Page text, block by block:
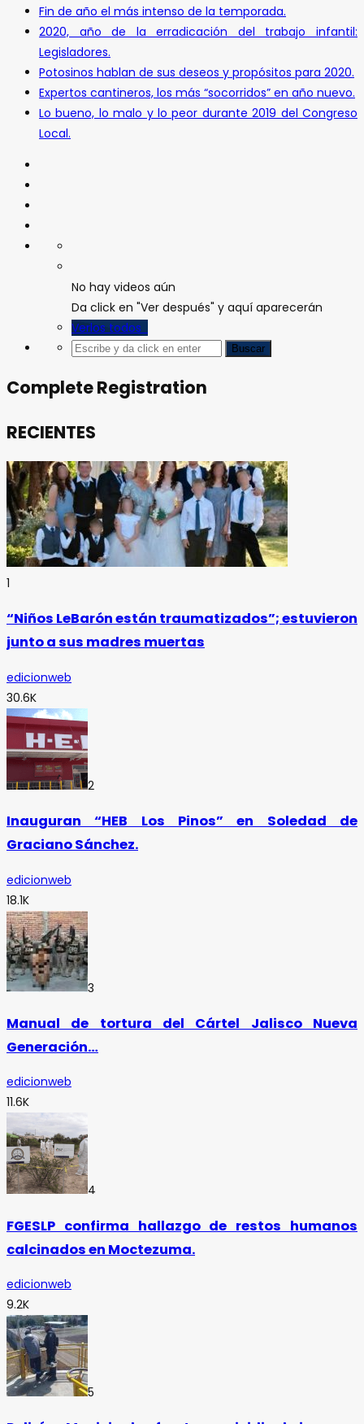
Fin de año el más intenso de la temporada.
2020, año de la erradicación del trabajo infantil:
Legisladores.
Potosinos hablan de sus deseos y propósitos para 2020.
Expertos cantineros, los más “socorridos” en año nuevo.
Lo bueno, lo malo y lo peor durante 2019 del Congreso
Local.
No hay videos aún
Da click en "Ver después" y aquí aparecerán
Verlos todos
Complete Registration
RECIENTES
1
“Niños LeBarón están traumatizados”; estuvieron
junto a sus madres muertas
edicionweb
30.6K
2
Inauguran “HEB Los Pinos” en Soledad de
Graciano Sánchez.
edicionweb
18.1K
3
Manual de tortura del Cártel Jalisco Nueva
Generación…
edicionweb
11.6K
4
FGESLP confirma hallazgo de restos humanos
calcinados en Moctezuma.
edicionweb
9.2K
5